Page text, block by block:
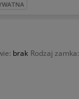
brak Rodzaj zamka: